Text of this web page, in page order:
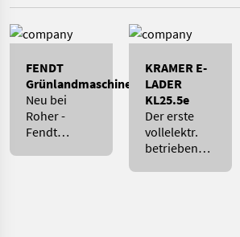
FENDT
Grünlandmaschinen
Neu bei
Roher -
Fendt
Grünfuttererntemaschinen
KRAMER E-
LADER
KL25.5e
Der erste
vollelektr.
betriebene